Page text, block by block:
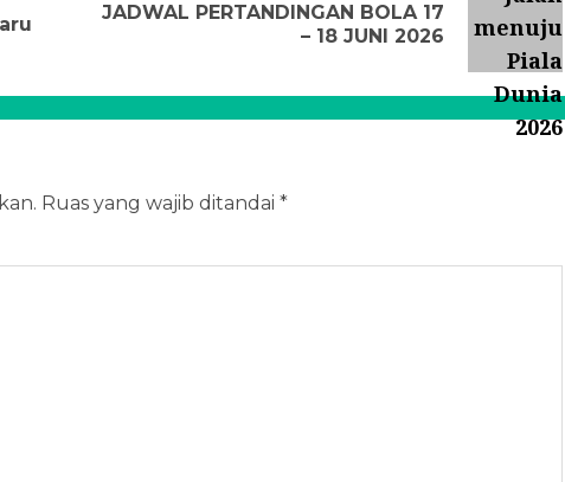
JADWAL PERTANDINGAN BOLA 17
– 18 JUNI 2026
Ruas yang wajib ditandai *